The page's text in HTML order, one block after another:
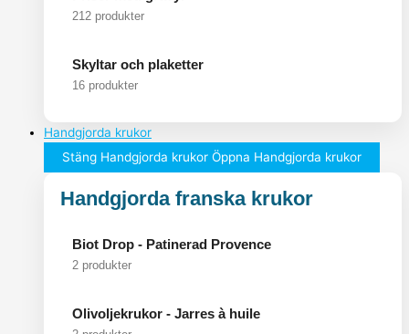
212 produkter
Skyltar och plaketter
16 produkter
Handgjorda krukor
Stäng Handgjorda krukor Öppna Handgjorda krukor
Handgjorda franska krukor
Biot Drop - Patinerad Provence
2 produkter
Olivoljekrukor - Jarres à huile